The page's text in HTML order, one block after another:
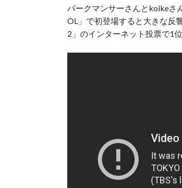
パークマンサーさんとkoikeさ
OL」で初登場すると大きな反
2」のインターネット投票で1位